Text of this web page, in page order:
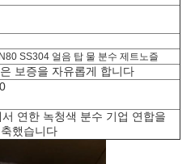
SS304 얼음 탑 물 분수 제트노즐
보증을 자유롭게 합니다
연한 녹청색 분수 기업 연합을
했습니다